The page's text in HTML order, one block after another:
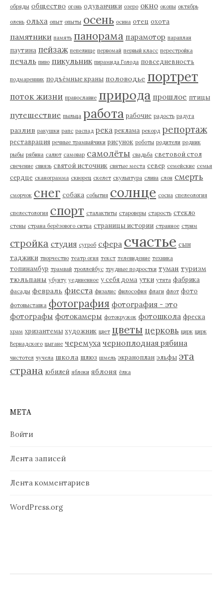
обряды общество огонь одуванчики озеро окно окопы октябрь
олень ольха опыт опыты осень осина отец охота
памятники память панорама парамотор параплан
паутина пейзаж пепелище первомай первый класс перестройка
печаль пиво пикульник пирамида Голода повседневность
подмаренник подъёмные краны половодье портрет
поток жизни православие природа прошлое птицы
путешествие пыльца работа рабочие радость радуга
разлив ракушки рапс распад река реклама рекорд репортаж
реставрация речные трамвайчики рисунок роботы родители родник
рыбы рябина салют самовар самолёты свадьба световой стол
свечение свиязь святой источник святые места север семейские семья
сердце сканограмма скворец скелет скульптура слива слон смерть
сморчок снег собака события солнце сосна спелеология
спелестология спорт сталактиты староверы старость стекло
стены страна берёзового ситца страницы истории странное стрим
стройка студия сугроб сфера счастье сын
таджики творчество театр огня текст телевидение техника
топинамбур трамвай троллейбус трудные подростки туман туризм
тюльпаны убунту уединенное у себя дома утки утята фабрика
фасады февраль фиеста физалис философия флаги флот фото
фотовыставка фотография фотография - это
фотографы фотокамеры фотокружок фотошкола фреска
храм хризантемы художник цвет цветы церковь цирк цирк
Вернадского цыгане черемуха черноплодная рябина
чистотел чучела школа шлюз шмель экраноплан эльфы эта
страна юбилей яблоки яблоня ёлка
МЕТА
Войти
Лента записей
Лента комментариев
WordPress.org